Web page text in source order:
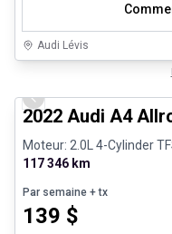
Audi Lévis
Véhicules d'occasion
Previous slide
2022 Audi A4
Moteur: 2.0L 4-Cylinder
117 346 km
Par semaine + tx
139 $